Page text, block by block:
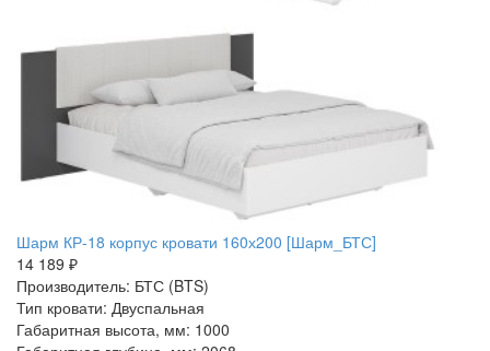
Шарм КР-18 корпус кровати 160х200 [Шарм_БТС]
14 189 ₽
Производитель: БТС (BTS)
Тип кровати: Двуспальная
Габаритная высота, мм: 1000